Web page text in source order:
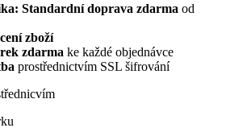
Standardní doprava zdarma od
zboží
zdarma ke každé objednávce
prostřednictvím SSL šifrování